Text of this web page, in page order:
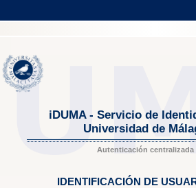
iDUMA - Servicio de
Universidad de
Autenticación centralizada
IDENTIFICACIÓN DE